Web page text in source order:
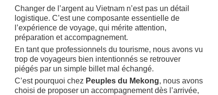
Changer de l’argent au Vietnam n’est pas un détail
logistique. C’est une composante essentielle de
l’expérience de voyage, qui mérite attention,
préparation et accompagnement.
En tant que professionnels du tourisme, nous avons vu
trop de voyageurs bien intentionnés se retrouver
piégés par un simple billet mal échangé.
C’est pourquoi chez Peuples du Mekong, nous avons
choisi de proposer un accompagnement dès l’arrivée,